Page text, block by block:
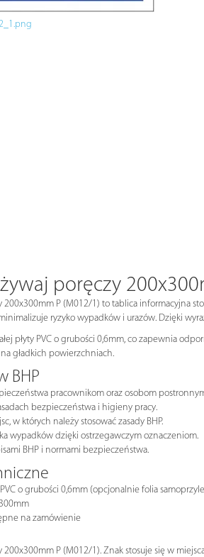
poręczy
200x300mm P (M012/1) to tablica informacyjna
ryzyko wypadków i urazów. Dzięki
płyty PVC o grubości 0,6mm, co zapewnia
gładkich powierzchniach.
BHP
pracownikom oraz osobom
bezpieczeństwa i higieny pracy.
w których należy stosować zasady BHP.
wypadków dzięki ostrzegawczym oznaczeniom.
BHP i normami bezpieczeństwa.
PVC o grubości 0,6mm (opcjonalnie folia
na zamówienie
200x300mm P (M012/1). Znak stosuje się w